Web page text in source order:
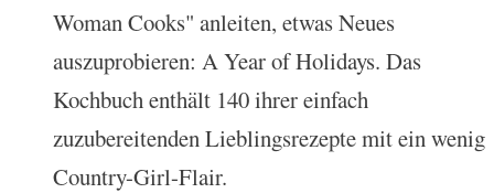
Woman Cooks" anleiten, etwas Neues
auszuprobieren: A Year of Holidays. Das
Kochbuch enthält 140 ihrer einfach
zuzubereitenden Lieblingsrezepte mit ein wenig
Country-Girl-Flair.